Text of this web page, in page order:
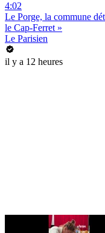
4:02
Le Porge, la commune
le Cap-Ferret »
Le Parisien
il y a 12 heures